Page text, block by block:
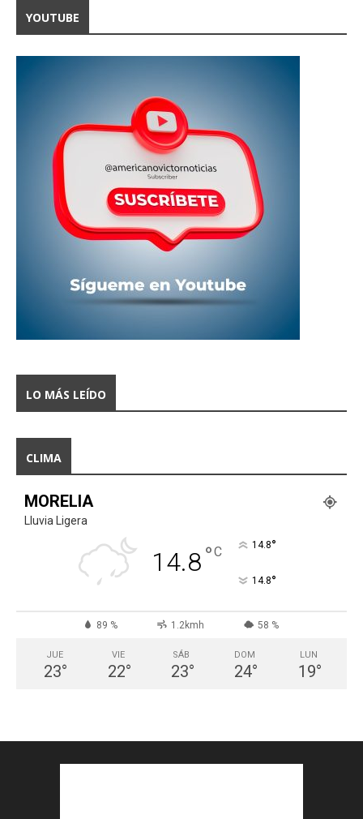
YOUTUBE
LO MÁS LEÍDO
CLIMA
MORELIA
Lluvia Ligera
14.8°C 14.8°
14.8°
89 % 1.2kmh 58 %
JUE
23°
VIE
22°
SÁB
23°
DOM
24°
LUN
19°